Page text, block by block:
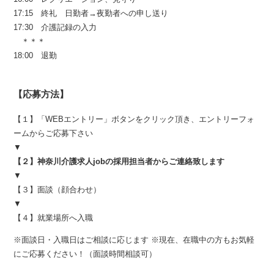
17:15 終礼 日勤者→夜勤者への申し送り
17:30 介護記録の入力
＊＊＊
18:00 退勤
【応募方法】
【１】「WEBエントリー」ボタンをクリック頂き、エントリーフォ
ームからご応募下さい
▼
【２】神奈川介護求人jobの採用担当者からご連絡致します
▼
【３】面談（顔合わせ）
▼
【４】就業場所へ入職
※面談日・入職日はご相談に応じます ※現在、在職中の方もお気軽
にご応募ください！（面談時間相談可）